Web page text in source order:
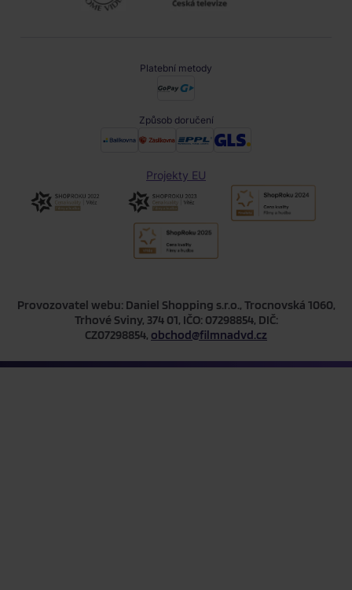
Platební metody
Způsob doručení
Projekty EU
Provozovatel webu: Daniel Shopping s.r.o., Trocnovská 1060,
Trhové Sviny, 374 01, IČO: 07298854, DIČ:
CZ07298854, obchod@filmnadvd.cz